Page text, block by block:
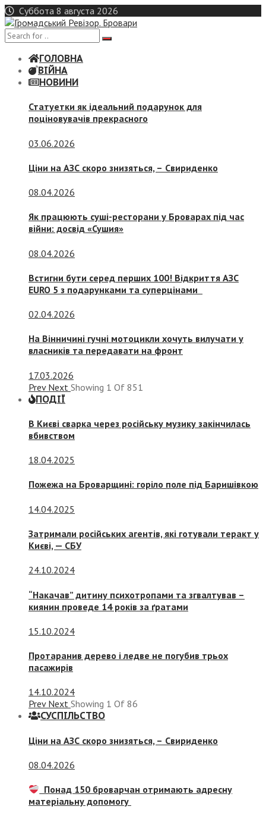
Skip
to
content
Суббота 8 августа 2026
ГОЛОВНА
ВІЙНА
НОВИНИ
Статуетки як ідеальний подарунок для
поціновувачів прекрасного
03.06.2026
Ціни на АЗС скоро знизяться, – Свириденко
08.04.2026
Як працюють суші-ресторани у Броварах під час
війни: досвід «Сушия»
08.04.2026
Встигни бути серед перших 100! Відкриття АЗС
EURO 5 з подарунками та суперцінами
02.04.2026
На Вінничині гучні мотоцикли хочуть вилучати у
власників та передавати на фронт
17.03.2026
Prev Next Showing 1 Of 851
ПОДІЇ
В Києві сварка через російську музику закінчилась
вбивством
18.04.2025
Пожежа на Броварщині: горіло поле під Баришівкою
14.04.2025
Затримали російських агентів, які готували теракт у
Києві, — СБУ
24.10.2024
“Накачав” дитину психотропами та згвалтував –
киянин проведе 14 років за ґратами
15.10.2024
Протаранив дерево і ледве не погубив трьох
пасажирів
14.10.2024
Prev Next Showing 1 Of 86
СУСПIЛЬСТВО
Ціни на АЗС скоро знизяться, – Свириденко
08.04.2026
Понад 150 броварчан отримають адресну
матеріальну допомогу